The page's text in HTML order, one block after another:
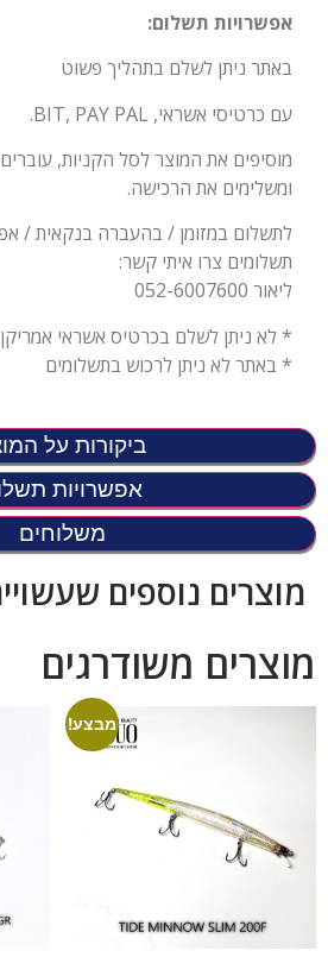
ביקורות על
אפשרויות
משלוחים
אפשרויות תשלום:
באתר ניתן לשלם בתהליך פשוט
עם כרטיסי אשראי, BIT, PAY PAL.
מוסיפים את המוצר לסל הקניות,
ומשלימים את הרכישה.
תשלומים צרו איתי קשר:
ליאור 052-6007600
* לא ניתן לשלם בכרטיס אשראי
* באתר לא ניתן לרכוש בתשלומים
מוצרים נוספים
מוצרים משודרגים
מבצע!